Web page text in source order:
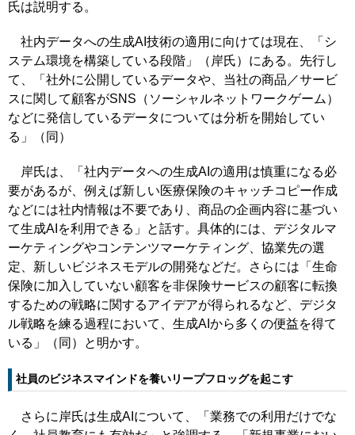
氏は説明する。
社内データへの生成AI技術の適用に向けては現在、「シ
ステム環境を構築している段階」（岸氏）にある。先行し
て、「社外に公開しているデータや、当社の商品／サービ
スに関して顧客がSNS（ソーシャルネットワークゲーム）
などに発信しているデータについては分析を開始してい
る」（同）
岸氏は、「社内データへの生成AIの適用は慎重になる必
要があるが、例えば新しい医療保険のキャッチコピー作成
などには社内情報は不要であり、商品の企画内容に基づい
て生成AIを利用できる」と話す。具体的には、デジタルマ
ーケティングやコンテンツマーケティング、協業先の選
定、新しいビジネスモデルの開発などだ。さらには「生命
保険に加入していない顧客を非保険サービスの顧客に転換
するための戦略に関するアイデアが得られるなど、デジタ
ル戦略を練る過程において、生成AIから多くの便益を得て
いる」（同）と明かす。
社員のビジネスマインドを養いリープフロッグを起こす
さらに岸氏は生成AIについて、「業務での利用だけでな